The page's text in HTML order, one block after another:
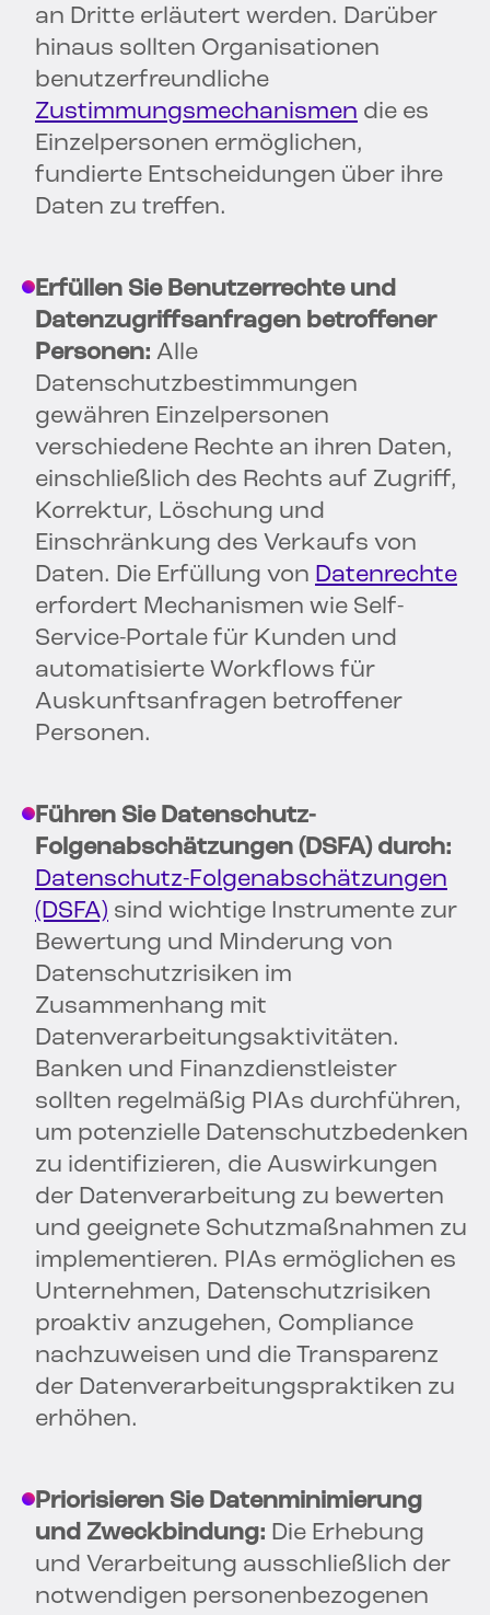
an Dritte erläutert werden. Darüber
hinaus sollten Organisationen
benutzerfreundliche
Zustimmungsmechanismen die es
Einzelpersonen ermöglichen,
fundierte Entscheidungen über ihre
Daten zu treffen.
Erfüllen Sie Benutzerrechte und
Datenzugriffsanfragen betroffener
Personen: Alle
Datenschutzbestimmungen
gewähren Einzelpersonen
verschiedene Rechte an ihren Daten,
einschließlich des Rechts auf Zugriff,
Korrektur, Löschung und
Einschränkung des Verkaufs von
Daten. Die Erfüllung von Datenrechte
erfordert Mechanismen wie Self-
Service-Portale für Kunden und
automatisierte Workflows für
Auskunftsanfragen betroffener
Personen.
Führen Sie Datenschutz-
Folgenabschätzungen (DSFA) durch:
Datenschutz-Folgenabschätzungen
(DSFA) sind wichtige Instrumente zur
Bewertung und Minderung von
Datenschutzrisiken im
Zusammenhang mit
Datenverarbeitungsaktivitäten.
Banken und Finanzdienstleister
sollten regelmäßig PIAs durchführen,
um potenzielle Datenschutzbedenken
zu identifizieren, die Auswirkungen
der Datenverarbeitung zu bewerten
und geeignete Schutzmaßnahmen zu
implementieren. PIAs ermöglichen es
Unternehmen, Datenschutzrisiken
proaktiv anzugehen, Compliance
nachzuweisen und die Transparenz
der Datenverarbeitungspraktiken zu
erhöhen.
Priorisieren Sie Datenminimierung
und Zweckbindung: Die Erhebung
und Verarbeitung ausschließlich der
notwendigen personenbezogenen